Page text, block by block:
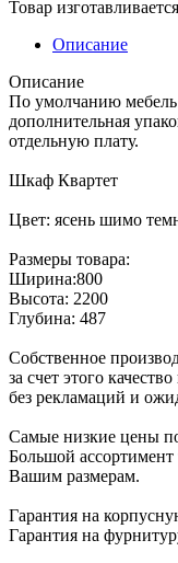
Товар
Описание
Описание
По умолчанию мебель
дополнительная
отдельную плату.
Шкаф Квартет
Цвет: ясень шимо
Размеры товара:
Ширина:800
Высота: 2200
Глубина: 487
Собственное
за счет этого
без рекламаций и
Самые низкие цены
Большой ассортимент
Вашим размерам.
Гарантия на
Гарантия на